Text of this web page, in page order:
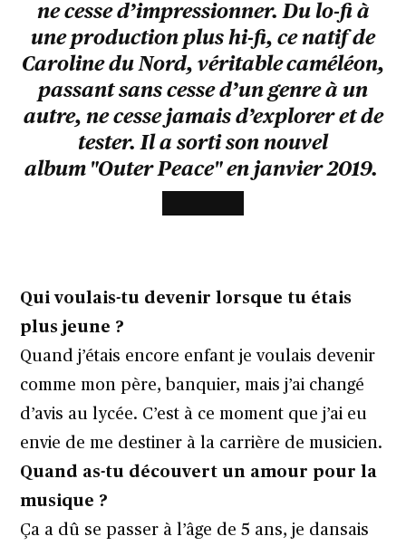
ne cesse d’impressionner. Du lo-fi à
une production plus hi-fi, ce natif de
Caroline du Nord, véritable caméléon,
passant sans cesse d’un genre à un
autre, ne cesse jamais d’explorer et de
tester. Il a sorti son nouvel
album "Outer Peace" en janvier 2019.
Qui voulais-tu devenir lorsque tu étais
plus jeune ?
Quand j’étais encore enfant je voulais devenir
comme mon père, banquier, mais j’ai changé
d’avis au lycée. C’est à ce moment que j’ai eu
envie de me destiner à la carrière de musicien.
Quand as-tu découvert un amour pour la
musique ?
Ça a dû se passer à l’âge de 5 ans, je dansais